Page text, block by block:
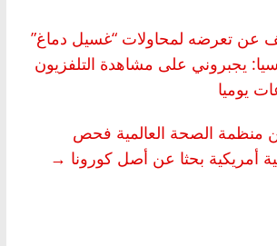
عن تعرضه لمحاولات “غسيل دماغ”
يجبروني على مشاهدة التلفزيون
منظمة الصحة العالمية فحص
أمريكية بحثا عن أصل كورونا →